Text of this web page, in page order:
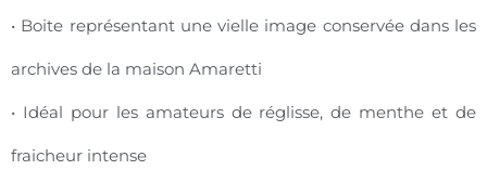
• Boite représentant une vielle image conservée dans les
archives de la maison Amaretti
• Idéal pour les amateurs de réglisse, de menthe et de
fraicheur intense